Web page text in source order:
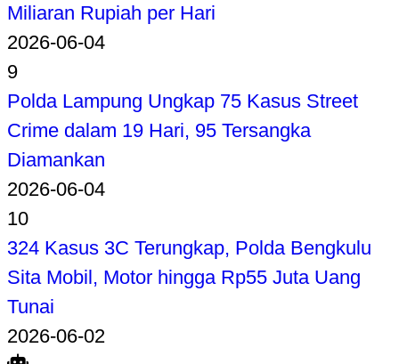
Miliaran Rupiah per Hari
2026-06-04
9
Polda Lampung Ungkap 75 Kasus Street
Crime dalam 19 Hari, 95 Tersangka
Diamankan
2026-06-04
10
324 Kasus 3C Terungkap, Polda Bengkulu
Sita Mobil, Motor hingga Rp55 Juta Uang
Tunai
2026-06-02